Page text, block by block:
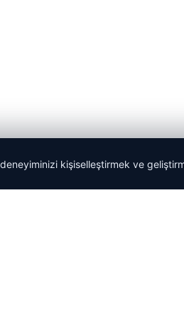
kişiselleştirmek ve
Tercüme Bürosu|Malta Dil